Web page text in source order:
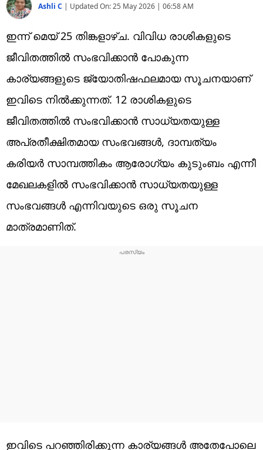
Ashli C | Updated On:25 May 2026 | 06:58 AM
ഇന്ന് മെയ്‌ 25 തിങ്കളാഴ്ച. വിവിധ രാശികളുടെ
ജീവിതത്തിൽ സംഭവിക്കാൻ പോകുന്ന
കാര്യങ്ങളുടെ ജ്യോതിഷഫലമായ സൂചനയാണ്
ഇവിടെ നിൽക്കുന്നത്. 12 രാശികളുടെ
ജീവിതത്തിൽ സംഭവിക്കാൻ സാധ്യതയുള്ള
അപ്രതീക്ഷിതമായ സംഭവങ്ങൾ, ദാമ്പത്യം
കരിയർ സാമ്പത്തികം ആരോഗ്യം കുടുംബം എന്നീ
മേഖലകളിൽ സംഭവിക്കാൻ സാധ്യതയുള്ള
സംഭവങ്ങൾ എന്നിവയുടെ ഒരു സൂചന
മാത്രമാണിത്.
ഇവിടെ പറഞ്ഞിരിക്കുന്ന കാര്യങ്ങൾ അതേപോലെ